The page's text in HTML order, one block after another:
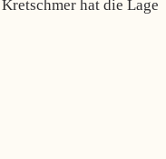
hat die Lage